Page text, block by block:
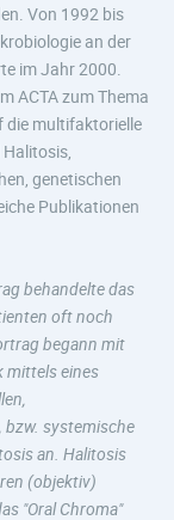
Von 1992 bis
an der
im Jahr 2000.
ACTA zum Thema
die multifaktorielle
genetischen
Publikationen
behandelte das
oft noch
begann mit
mittels eines
bzw. systemische
an. Halitosis
(objektiv)
"Oral Chroma"